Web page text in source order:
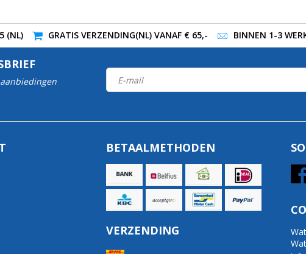
(NL)
GRATIS VERZENDING(NL) VANAF € 65,- BINNEN 1-3
BETAALMETHODEN
VERZENDING